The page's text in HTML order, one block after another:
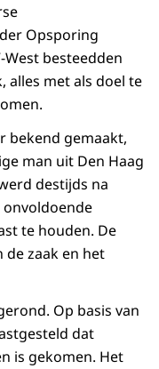
Opsporing
West besteedden
alles met als doel te
bekend gemaakt,
man uit Den Haag
destijds na
te houden. De
de zaak en het
Op basis van
dat
is gekomen. Het